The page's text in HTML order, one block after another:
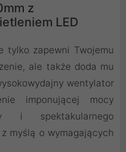
z
LED
tylko zapewni Twojemu
ale także doda mu
wentylator
imponującej mocy
i spektakularnego
myślą o wymagających